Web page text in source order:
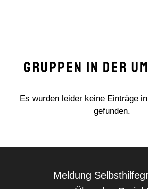
Gruppen in der
Es wurden leider keine Einträge
gefunden.
Meldung